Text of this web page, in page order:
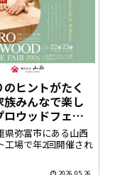
ヒントがたく
族みんなで楽し
ロウッドフェ
ってきました
県弥富市にある山西
工場で年2回開催され
2026.05.26